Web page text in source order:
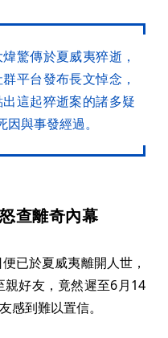
驚傳於夏威夷猝逝，
平台發布長文悼念，
這起猝逝案的諸多疑
與事發經過。
查離奇內幕
已於夏威夷離開人世，
好友，竟然遲至6月14
感到難以置信。